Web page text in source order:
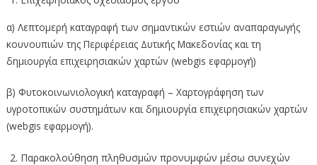
α) Λεπτομερή καταγραφή των σημαντικών εστιών αναπαραγωγής
κουνουπιών της Περιφέρειας Δυτικής Μακεδονίας και τη
δημιουργία επιχειρησιακών χαρτών (webgis εφαρμογή)
β) Φυτοκοινωνιολογική καταγραφή – Χαρτογράφηση των
υγροτοπικών συστημάτων και δημιουργία επιχειρησιακών χαρτών
(webgis εφαρμογή).
Παρακολούθηση πληθυσμών προνυμφών μέσω συνεχών